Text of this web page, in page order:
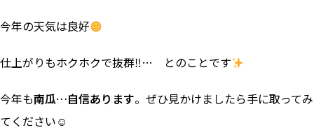
今年の天気は良好
仕上がりもホクホクで抜群‼… とのことです
今年も南瓜…自信あります。ぜひ見かけましたら手に取ってみ
てください☺